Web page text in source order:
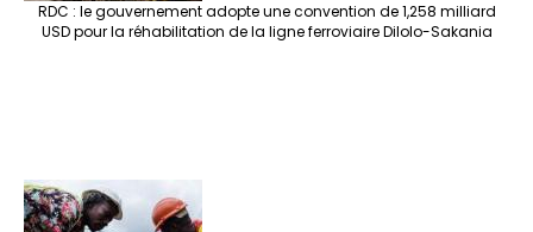
RDC : le gouvernement adopte une convention de 1,258 milliard
USD pour la réhabilitation de la ligne ferroviaire Dilolo-Sakania